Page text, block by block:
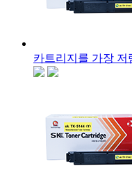
카트리지를 가장 저